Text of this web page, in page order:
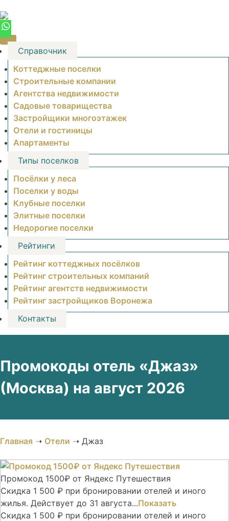
to
content
Справочник
Коттеджные поселки
Строительные компании
Агентства недвижимости
Садовые товарищества
Застройщики многоэтажек
Отели и гостиницы
Апартаменты
Типы поселков
Посёлки у леса
Поселки у воды
Клубные поселки
Элитные поселки
Недорогие поселки
Рейтинги
Рейтинг коттеджных посёлков
Рейтинг строительных компаний
Рейтинг агентств недвижимости
Рейтинг застройщиков Воронежа
Контакты
Промокоды отель «Джаз»
(Москва) на август 2026
Главная ➝ Отели ➝ Джаз
Промокод 1500₽ от Яндекс Путешествия
Скидка 1 500 ₽ при бронировании отелей и иного
жилья. Действует до 31 августа...Показать
Скидка 1 500 ₽ при бронировании отелей и иного